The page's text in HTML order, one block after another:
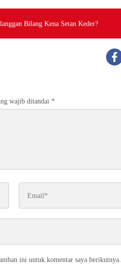
Bilang Kena Setan Keder?
wajib ditandai *
ini untuk komentar saya berikutnya.